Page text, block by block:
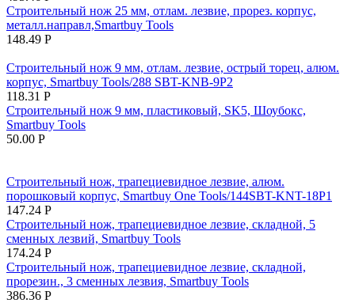
Строительный нож 25 мм, отлам. лезвие, прорез. корпус,
металл.направл,Smartbuy Tools
148.49 Р
Строительный нож 9 мм, отлам. лезвие, острый торец, алюм.
корпус, Smartbuy Tools/288 SBT-KNB-9P2
118.31 Р
Строительный нож 9 мм, пластиковый, SK5, Шоубокс,
Smartbuy Tools
50.00 Р
Строительный нож, трапециевидное лезвие, алюм.
порошковый корпус, Smartbuy One Tools/144SBT-KNT-18P1
147.24 Р
Строительный нож, трапециевидное лезвие, складной, 5
сменных лезвий, Smartbuy Tools
174.24 Р
Строительный нож, трапециевидное лезвие, складной,
прорезин., 3 сменных лезвия, Smartbuy Tools
386.36 Р